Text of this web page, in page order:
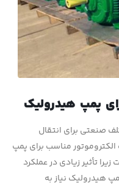
پمپ هیدرولیک
صنعتی برای انتقال
مناسب برای پمپ
تأثیر زیادی در عملکرد
هیدرولیک نیاز به